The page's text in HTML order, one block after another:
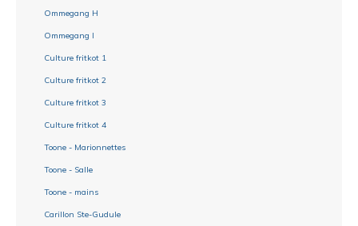
Ommegang H
Ommegang I
Culture fritkot 1
Culture fritkot 2
Culture fritkot 3
Culture fritkot 4
Toone - Marionnettes
Toone - Salle
Toone - mains
Carillon Ste-Gudule